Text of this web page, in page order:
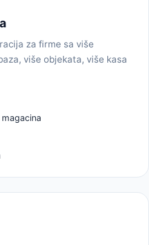
za firme sa više
više objekata, više kasa